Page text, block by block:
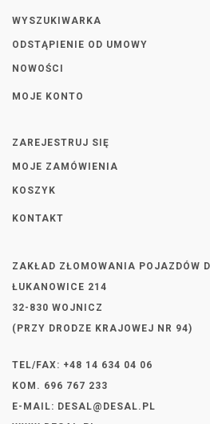
WYSZUKIWARKA
ODSTĄPIENIE OD UMOWY
NOWOŚCI
MOJE KONTO
ZAREJESTRUJ SIĘ
MOJE ZAMÓWIENIA
KOSZYK
KONTAKT
ZAKŁAD ZŁOMOWANIA POJAZDÓW
ŁUKANOWICE 214
32-830 WOJNICZ
(PRZY DRODZE KRAJOWEJ NR 94)
TEL/FAX: +48 14 634 04 06
KOM. 696 767 233
E-MAIL: DESAL@DESAL.PL